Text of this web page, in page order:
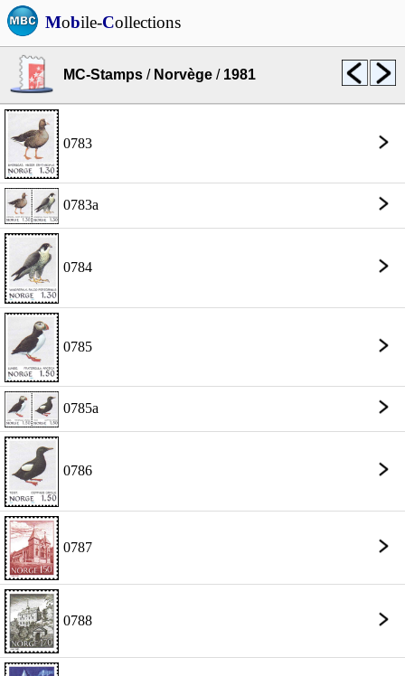
Mobile-Collections
MC-Stamps / Norvège / 1981
0783
0783a
0784
0785
0785a
0786
0787
0788